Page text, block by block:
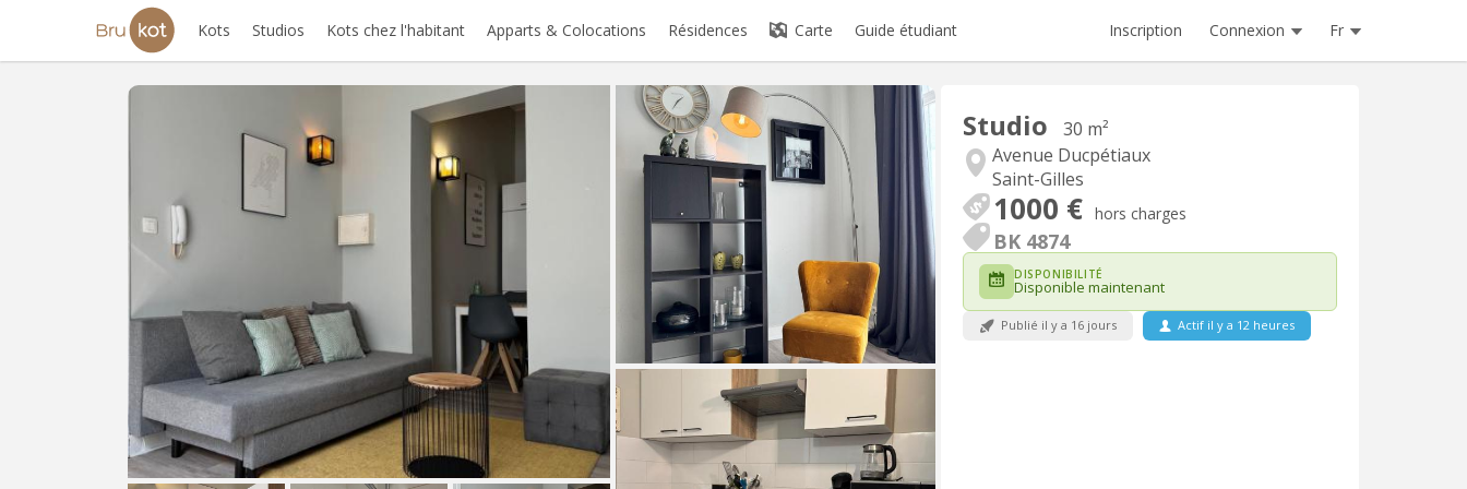
Kots Studios Kots chez l'habitant Apparts & Colocations Résidences Carte Guide étudiant Inscription Connexion Fr
Studio
30 m²
Avenue Ducpétiaux
Saint-Gilles
1000 € hors charges
BK 4874
DISPONIBILITÉ
Disponible maintenant
Publié il y a 16 jours Actif il y a 12 heures